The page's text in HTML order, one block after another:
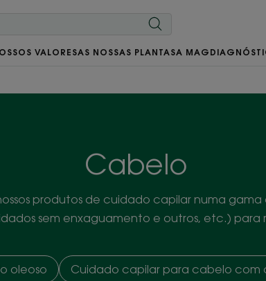
VALORESAS NOSSAS PLANTASA MAG
Cabelo
produtos de cuidado capilar numa
sem enxaguamento e outros, etc.) para
oleoso
Cuidado capilar para cabelo com